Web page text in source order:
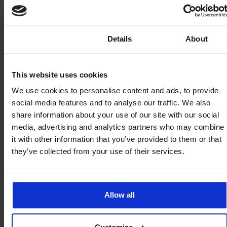
Details About
This website uses cookies
We use cookies to personalise content and ads, to provide
social media features and to analyse our traffic. We also
share information about your use of our site with our social
media, advertising and analytics partners who may combine
it with other information that you’ve provided to them or that
they’ve collected from your use of their services.
Allow all
gebied van connectiviteitstechnologie en bieden
oplossingen waarmee u altijd een stap voor
Wereldwijde ondersteuning
: Ons wereldwijde
ook naartoe brengt.
Maak verbinding met Weconnect
Klaar om uw uitzendingen naar een hoger niveau te
tillen? Met Weconnect kiest u niet zomaar een
serviceprovider; u gaat een partnerschap aan met
ontworpen voor het moderne tijdperk van
mediaproducties. Of het nu gaat om streaming
media, live uitzendingen of een andere vorm van
digitale content, wij zijn er om ervoor te zorgen dat